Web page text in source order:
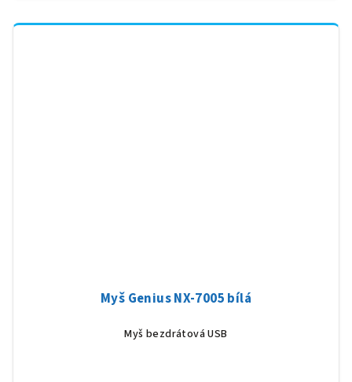
Myš Genius NX-7005 bílá
Myš bezdrátová USB